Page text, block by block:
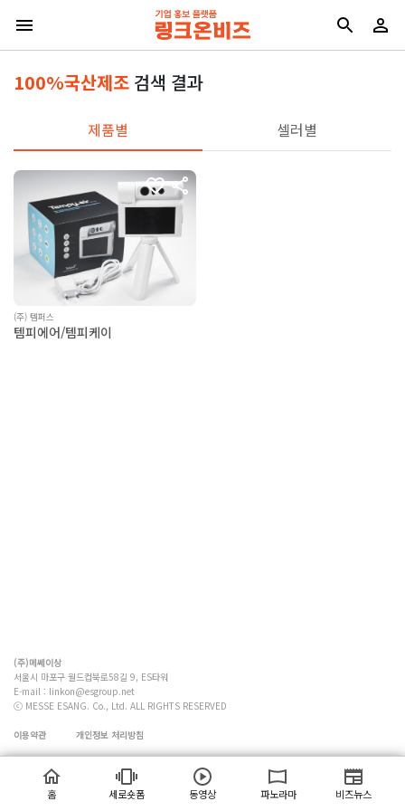
100%국산제조 검색 결과
제품별 셀러별
(주) 템퍼스
템피에어/템피케이
(주)메쎄이상
서울시 마포구 월드컵북로58길 9, ES타워
E-mail : linkon@esgroup.net
ⓒ MESSE ESANG. Co., Ltd. ALL RIGHTS RESERVED
이용약관 개인정보 처리방침
홈 세로숏폼 동영상 파노라마 비즈뉴스